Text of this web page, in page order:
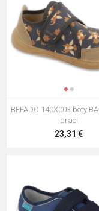
BEFADO 140X003 boty
draci
23,31 €